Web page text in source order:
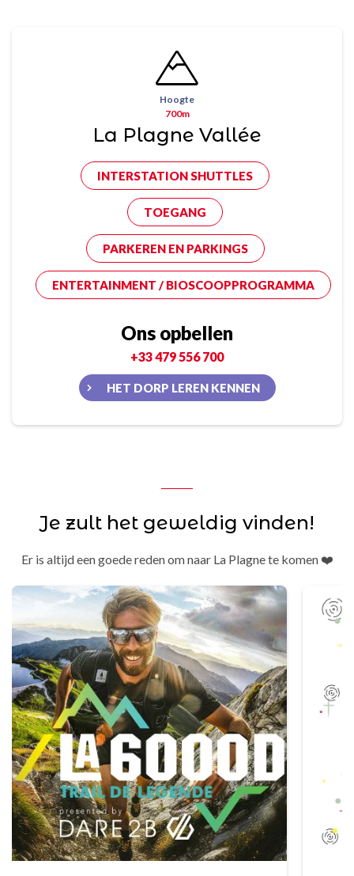
Hoogte
700m
La Plagne Vallée
INTERSTATION SHUTTLES
TOEGANG
PARKEREN EN PARKINGS
ENTERTAINMENT / BIOSCOOPPROGRAMMA
Ons opbellen
+33 479 556 700
HET DORP LEREN KENNEN
Je zult het geweldig vinden!
Er is altijd een goede reden om naar La Plagne te komen ❤️